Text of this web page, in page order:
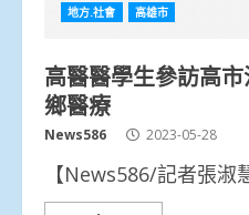
地方.社會 高雄市
高醫醫學生參訪高
鄉醫療
News586 2023-05-28
【News586/記者張淑